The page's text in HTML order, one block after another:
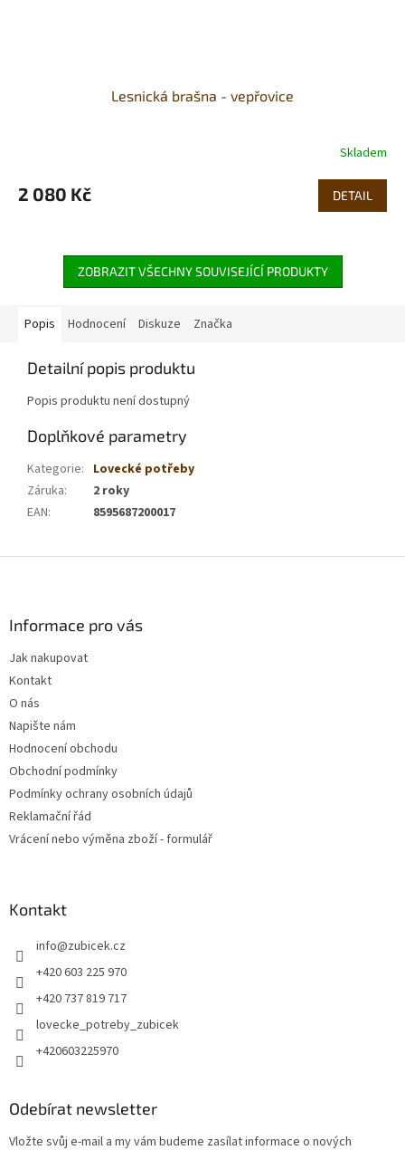
Lesnická brašna - vepřovice
Skladem
2 080 Kč DETAIL
ZOBRAZIT VŠECHNY SOUVISEJÍCÍ PRODUKTY
Popis Hodnocení Diskuze Značka
Detailní popis produktu
Popis produktu není dostupný
Doplňkové parametry
Kategorie: Lovecké potřeby
Záruka:
2 roky
EAN: 8595687200017
Informace pro vás
Jak nakupovat
Kontakt
O nás
Napište nám
Hodnocení obchodu
Obchodní podmínky
Podmínky ochrany osobních údajů
Reklamační řád
Vrácení nebo výměna zboží - formulář
Kontakt
info@zubicek.cz
+420 603 225 970
+420 737 819 717
lovecke_potreby_zubicek
+420603225970
Odebírat newsletter
Vložte svůj e-mail a my vám budeme zasílat informace o nových